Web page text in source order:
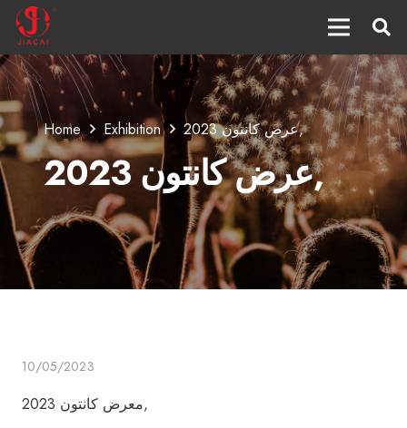
Home Exhibition عرض كانتون 2023,
عرض كانتون 2023,
10/05/2023
معرض كانتون 2023,